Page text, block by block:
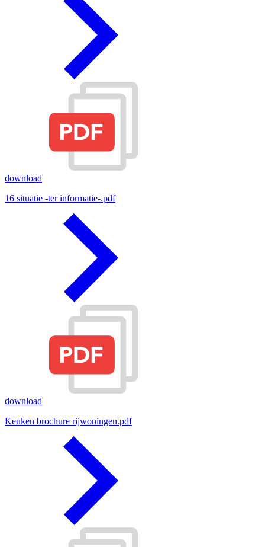
download
16 situatie -ter informatie-.pdf
download
Keuken brochure rijwoningen.pdf